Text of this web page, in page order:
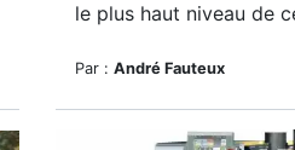
le plus haut niveau de
Par : André Fauteux